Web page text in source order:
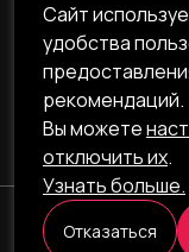
Сайт
удобства
рекомендаций.
Вы можете
отключить их.
Узнать больше.
Отказаться